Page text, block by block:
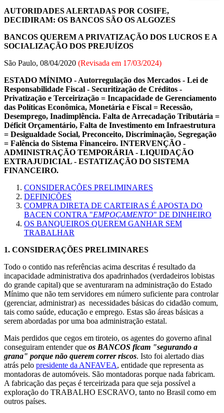
AUTORIDADES ALERTADAS POR COSIFE,
DECIDIRAM: OS BANCOS SÃO OS ALGOZES
BANCOS QUEREM A PRIVATIZAÇÃO DOS LUCROS E A
SOCIALIZAÇÃO DOS PREJUÍZOS
São Paulo, 08/04/2020 (Revisada em 17/03/2024)
ESTADO MÍNIMO - Autorregulação dos Mercados - Lei de
Responsabilidade Fiscal - Securitização de Créditos -
Privatização e Terceirização = Incapacidade de Gerenciamento
das Políticas Econômica, Monetária e Fiscal = Recessão,
Desemprego, Inadimplência. Falta de Arrecadação Tributária =
Déficit Orçamentário, Falta de Investimento em Infraestrutura
= Desigualdade Social, Preconceito, Discriminação, Segregação
= Falência do Sistema Financeiro. INTERVENÇÃO -
ADMINISTRAÇÃO TEMPORÁRIA - LIQUIDAÇÃO
EXTRAJUDICIAL - ESTATIZAÇÃO DO SISTEMA
FINANCEIRO.
CONSIDERAÇÕES PRELIMINARES
DEFINIÇÕES
COMPRA DIRETA DE CARTEIRAS É APOSTA DO
BACEN CONTRA "EMPOÇAMENTO" DE DINHEIRO
OS BANQUEIROS QUEREM GANHAR SEM
TRABALHAR
1. CONSIDERAÇÕES PRELIMINARES
Todo o contido nas referências acima descritas é resultado da
incapacidade administrativa dos apadrinhados (verdadeiros lobistas
do grande capital) que se aventuraram na administração do Estado
Mínimo que não tem servidores em número suficiente para controlar
(gerenciar, administrar) as necessidades básicas do cidadão comum,
tais como saúde, educação e emprego. Estas são áreas básicas a
serem abordadas por uma boa administração estatal.
Mais perdidos que cegos em tiroteio, os agentes do governo afinal
conseguiram entender que os BANCOS ficam "segurando a
grana" porque não querem correr riscos. Isto foi alertado dias
atrás pelo presidente da ANFAVEA, entidade que representa as
montadoras de automóveis. São montadoras porque nada fabricam.
A fabricação das peças é terceirizada para que seja possível a
exploração do TRABALHO ESCRAVO, tanto no Brasil como em
outros países.